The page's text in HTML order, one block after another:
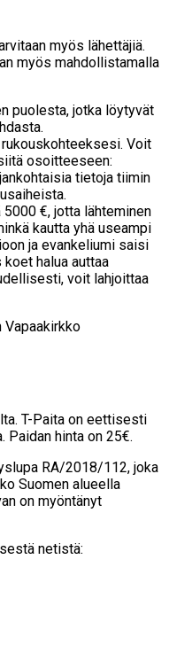
myös lähettäjiä.
myös mahdollistamalla
puolesta, jotka löytyvät
Voit
osoitteeseen:
tietoja tiimin
5000 €, jotta lähteminen
kautta yhä useampi
ja evankeliumi saisi
halua auttaa
voit lahjoittaa
Vapaakirkko
T-Paita on eettisesti
Paidan hinta on 25€.
RA/2018/112, joka
Suomen alueella
on myöntänyt
netistä: